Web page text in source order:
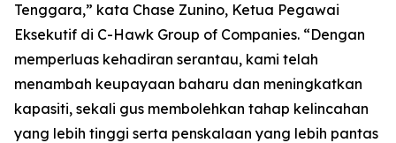
Tenggara,” kata Chase Zunino, Ketua Pegawai
Eksekutif di C-Hawk Group of Companies. “Dengan
memperluas kehadiran serantau, kami telah
menambah keupayaan baharu dan meningkatkan
kapasiti, sekali gus membolehkan tahap kelincahan
yang lebih tinggi serta penskalaan yang lebih pantas